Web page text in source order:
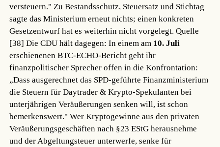
versteuern." Zu Bestandsschutz, Steuersatz und Stichtag
sagte das Ministerium erneut nichts; einen konkreten
Gesetzentwurf hat es weiterhin nicht vorgelegt.Quelle
[38] Die CDU hält dagegen: In einem am 10. Juli
erschienenen BTC-ECHO-Bericht geht ihr
finanzpolitischer Sprecher offen in die Konfrontation:
„Dass ausgerechnet das SPD-geführte Finanzministerium
die Steuern für Daytrader & Krypto-Spekulanten bei
unterjährigen Veräußerungen senken will, ist schon
bemerkenswert." Wer Kryptogewinne aus den privaten
Veräußerungsgeschäften nach §23 EStG herausnehme
und der Abgeltungsteuer unterwerfe, senke für